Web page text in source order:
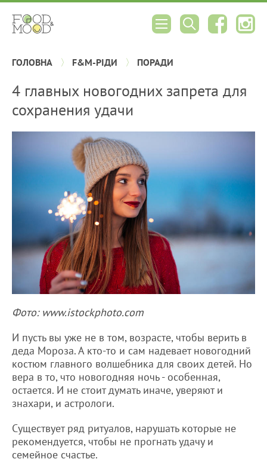
ГОЛОВНА F&M-РІДИ ПОРАДИ
4 главных новогодних запрета для
сохранения удачи
Фото: www.istockphoto.com
И пусть вы уже не в том, возрасте, чтобы верить в
деда Мороза. А кто-то и сам надевает новогодний
костюм главного волшебника для своих детей. Но
вера в то, что новогодняя ночь - особенная,
остается. И не стоит думать иначе, уверяют и
знахари, и астрологи.
Существует ряд ритуалов, нарушать которые не
рекомендуется, чтобы не прогнать удачу и
семейное счастье.